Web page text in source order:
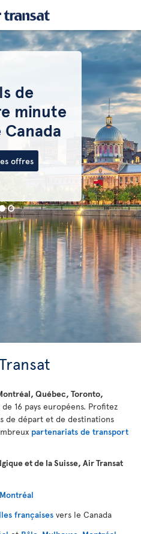
de
minute
offres
Québec, Toronto,
16 pays européens. Profitez
de départ et de destinations
partenariats de transport
et de la Suisse, Air Transat
françaises vers le Canada